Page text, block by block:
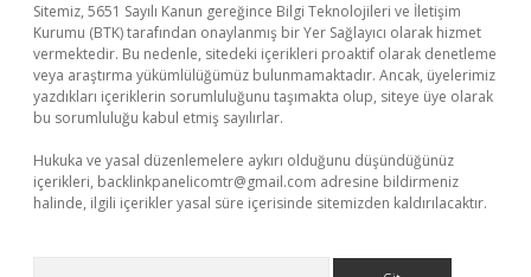
Sitemiz, 5651 Sayılı Kanun gereğince Bilgi Teknolojileri ve İletişim
Kurumu (BTK) tarafından onaylanmış bir Yer Sağlayıcı olarak hizmet
vermektedir. Bu nedenle, sitedeki içerikleri proaktif olarak denetleme
veya araştırma yükümlülüğümüz bulunmamaktadır. Ancak, üyelerimiz
yazdıkları içeriklerin sorumluluğunu taşımakta olup, siteye üye olarak
bu sorumluluğu kabul etmiş sayılırlar.
Hukuka ve yasal düzenlemelere aykırı olduğunu düşündüğünüz
içerikleri, backlinkpanelicomtr@gmail.com adresine bildirmeniz
halinde, ilgili içerikler yasal süre içerisinde sitemizden kaldırılacaktır.